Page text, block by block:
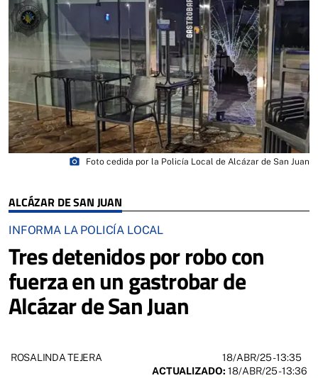
ALCÁZAR DE SAN JUAN
INFORMA LA POLICÍA LOCAL
Tres detenidos por robo con
fuerza en un gastrobar de
Alcázar de San Juan
photo_camera Foto cedida por la Policía Local de Alcázar de San Juan
ROSALINDA TEJERA 18/ABR/25- 13:35
ACTUALIZADO: 18/ABR/25 - 13:36